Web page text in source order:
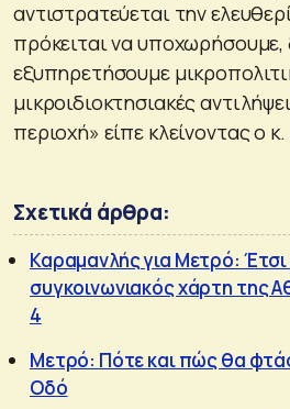
αντιστρατεύεται την
πρόκειται να υποχωρήσουμε,
εξυπηρετήσουμε
μικροιδιοκτησιακές
περιοχή» είπε κλείνοντας ο
Σχετικά άρθρα:
Καραμανλής για Μετρό: Έτσι
συγκοινωνιακός χάρτη της
4
Μετρό: Πότε και πώς θα
Οδό